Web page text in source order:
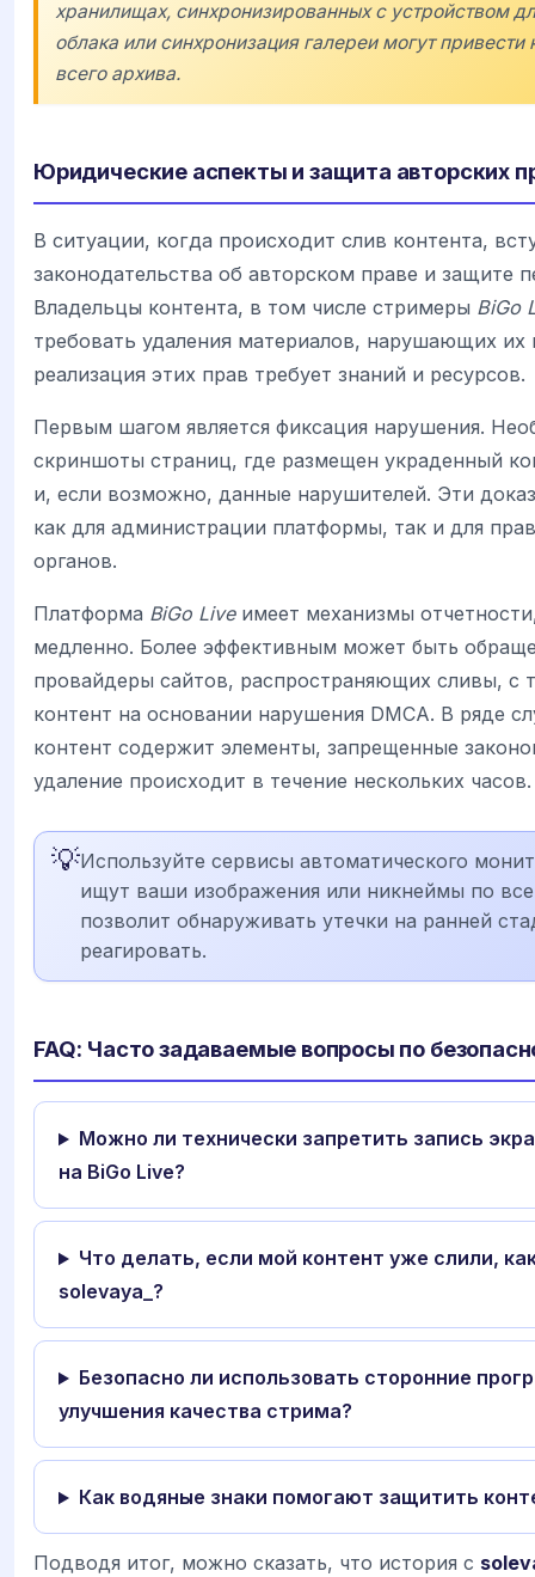
хранилищах, синхронизированных с устройством
облака или синхронизация галереи могут
всего архива.
Юридические аспекты и защита авторских
В ситуации, когда происходит слив контента,
законодательства об авторском праве и защите
Владельцы контента, в том числе стримеры BiGo
требовать удаления материалов, нарушающих их
реализация этих прав требует знаний и ресурсов.
Первым шагом является фиксация нарушения.
скриншоты страниц, где размещен украденный
и, если возможно, данные нарушителей. Эти
как для администрации платформы, так и для
органов.
Платформа BiGo Liveимеет механизмы
медленно. Более эффективным может быть
провайдеры сайтов, распространяющих сливы, с
контент на основании нарушения DMCA. В ряде
контент содержит элементы, запрещенные
удаление происходит в течение нескольких часов.
💡Используйте сервисы автоматического
ищут ваши изображения или никнеймы по
позволит обнаруживать утечки на ранней
реагировать.
FAQ: Часто задаваемые вопросы по
Можно ли технически запретить запись
на BiGo Live?
Что делать, если мой контент уже слили,
solevaya_?
Безопасно ли использовать сторонние
улучшения качества стрима?
Как водяные знаки помогают защитить
Подводя итог, можно сказать, что история с